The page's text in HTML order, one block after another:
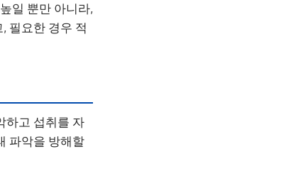
일 뿐만 아니라,
필요한 경우 적
하고 섭취를 자
파악을 방해할